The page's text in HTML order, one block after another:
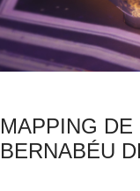
MAPPING
BERNABÉU